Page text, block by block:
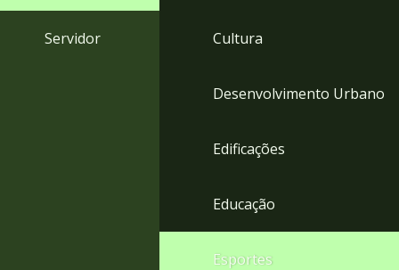
menu
Servidor Cultura
Desenvolvimento Urbano
Edificações
Educação
Esportes